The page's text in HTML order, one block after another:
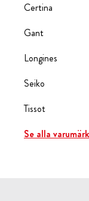
Certina
Gant
Longines
Seiko
Tissot
Se alla